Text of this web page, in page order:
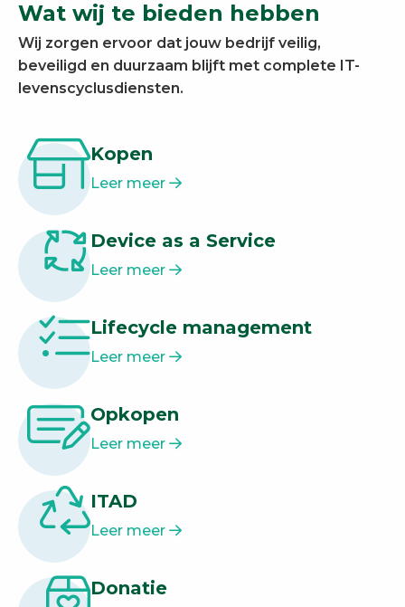
Wat wij te bieden hebben
Wij zorgen ervoor dat jouw bedrijf veilig,
beveiligd en duurzaam blijft met complete IT-
levenscyclusdiensten.
Kopen
Leer meer
Device as a Service
Leer meer
Lifecycle management
Leer meer
Opkopen
Leer meer
ITAD
Leer meer
Donatie